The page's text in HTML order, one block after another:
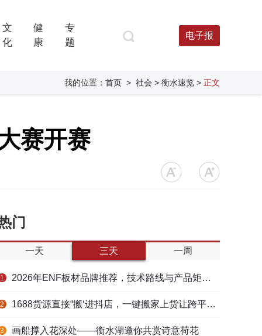
文
化
健
康
专
题
电子报
我的位置： 首页 > 社会 > 衡水速览 > 正文
赛开赛
门
一天 三天 一周
1 2026年ENF板材品牌推荐，技术路线与产品矩阵梳理
2 1688货源直接“搬‘进抖店，一键搬家上货让跨平台选品不再割裂
3 画船撑入花深处——衡水湖邀你共赏诗意荷花